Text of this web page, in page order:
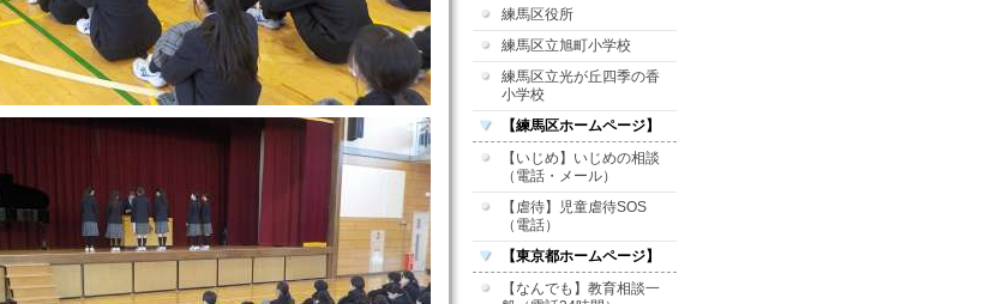
練馬区役所
練馬区立旭町小学校
練馬区立光が丘四季の香
小学校
【練馬区ホームページ】
【いじめ】いじめの相談
（電話・メール）
【虐待】児童虐待SOS
（電話）
【東京都ホームページ】
【なんでも】教育相談一